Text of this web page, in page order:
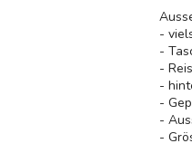
-
-
-
-
-
-
-